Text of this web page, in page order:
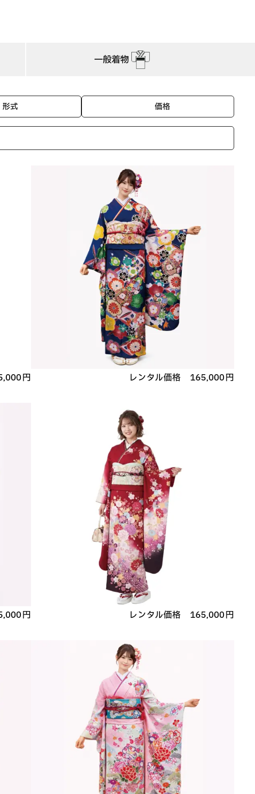
一般着物
形式 価格
円 レンタル価格 165,000円
円 レンタル価格 165,000円